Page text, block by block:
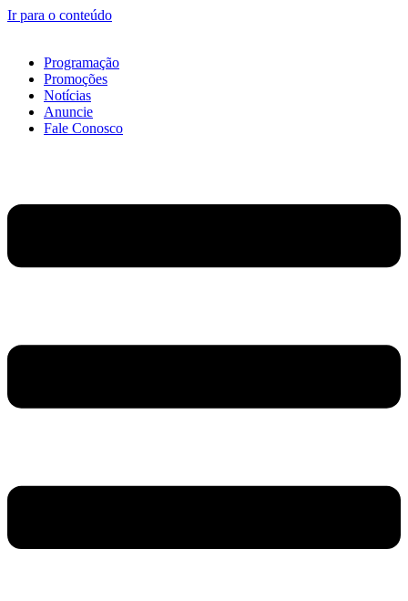
Ir para o conteúdo
Programação
Promoções
Notícias
Anuncie
Fale Conosco